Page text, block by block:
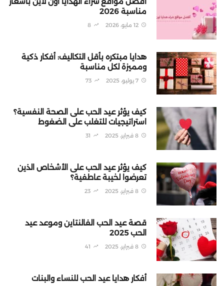
مناسبة 2026
12 مايو، 2026 8
هدايا مبتكره بأقل التكاليف: أفكار ذكية
ومميزة لكل مناسبة
7 يوليو، 2025 73
كيف يؤثر عيد الحب على الصحة النفسية؟
استراتيجيات للتغلب على الضغوط
8 فبراير، 2025 31
كيف يؤثر عيد الحب على الأشخاص الذين
تعرضوا لخيبة عاطفية؟
8 فبراير، 2025 23
قصة عيد الحب الفالنتاين وموعد عيد
الحب 2025
8 فبراير، 2025 41
أفكار هدايا عيد الحب للنساء والبنات